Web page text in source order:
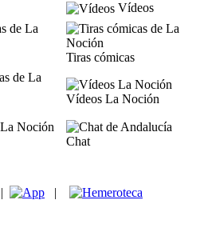
Vídeos
Tiras cómicas
Vídeos La Noción
Chat
| |